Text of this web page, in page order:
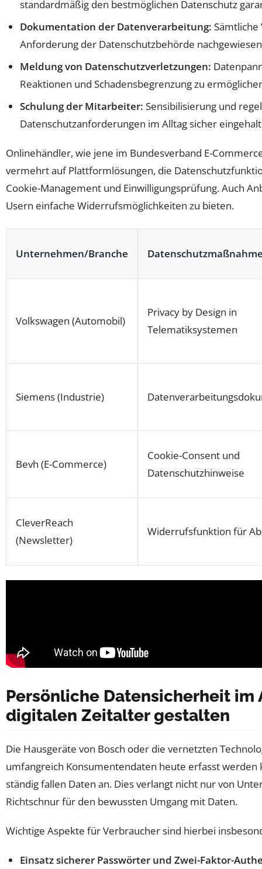
standardmäßig den bestmöglichen Datenschutz
Dokumentation der Datenverarbeitung:
Anforderung der Datenschutzbehörde
Meldung von Datenschutzverletzungen:
Reaktionen und Schadensbegrenzung zu
Schulung der Mitarbeiter: Sensibilisierung und
Datenschutzanforderungen im Alltag sicher
Onlinehändler, wie jene im Bundesverband E-
vermehrt auf Plattformlösungen, die
Cookie-Management und Einwilligungsprüfung. Auch
Usern einfache Widerrufsmöglichkeiten zu bieten.
Unternehmen/Branche
Volkswagen (Automobil)
Privacy by Design in
Telematiksystemen
Siemens (Industrie)
Bevh (E-Commerce)
Cookie-Consent und
Datenschutzhinweise
CleverReach
(Newsletter)
Widerrufsfunktion für
Persönliche Datensicherheit
digitalen Zeitalter gestalten
Die Hausgeräte von Bosch oder die vernetzten
umfangreich Konsumentendaten heute erfasst werden
ständig fallen Daten an. Dies verlangt nicht nur von
Richtschnur für den bewussten Umgang mit Daten.
Wichtige Aspekte für Verbraucher sind hierbei
Einsatz sicherer Passwörter und Zwei-Faktor-